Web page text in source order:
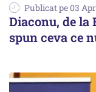
Publicat pe 03
Diaconu, de la
spun ceva ce